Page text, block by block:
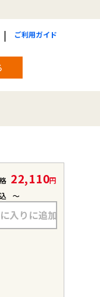
ご利用ガイド
22,110
〜
入りに追加